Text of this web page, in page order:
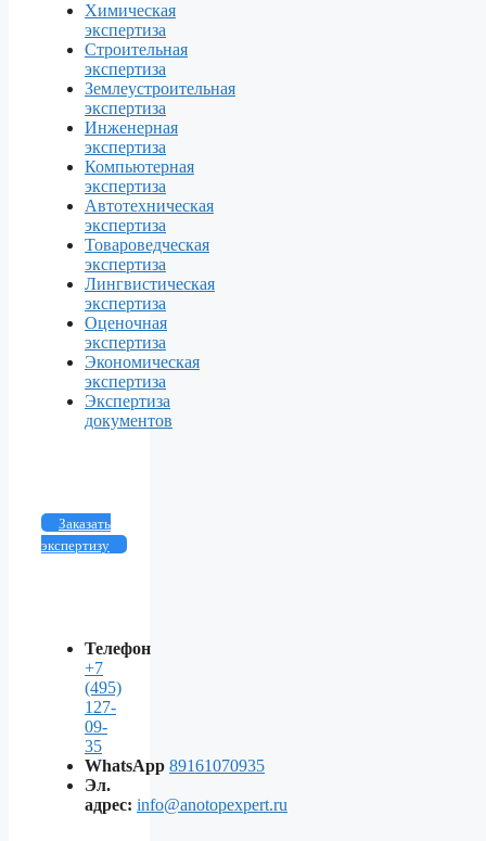
Химическая
экспертиза
Строительная
экспертиза
Землеустроительная
экспертиза
Инженерная
экспертиза
Компьютерная
экспертиза
Автотехническая
экспертиза
Товароведческая
экспертиза
Лингвистическая
экспертиза
Оценочная
экспертиза
Экономическая
экспертиза
Экспертиза
документов
Заказать
экспертизу
Телефон
+7
(495)
127-
09-
35
WhatsApp 89161070935
Эл.
адрес: info@anotopexpert.ru